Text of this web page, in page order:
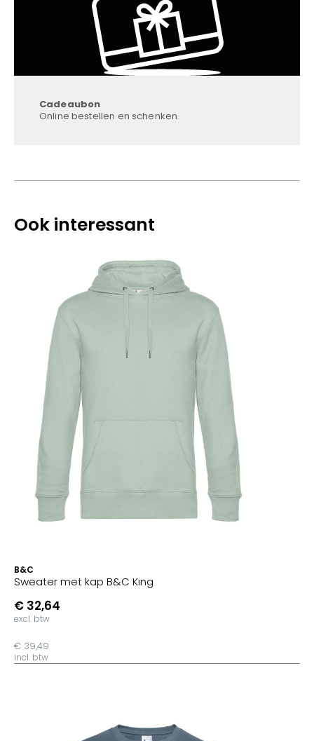
Cadeaubon
Online bestellen en schenken.
Ook interessant
B&C
Sweater met kap B&C King
€ 32,64
excl. btw
€ 39,49
incl. btw